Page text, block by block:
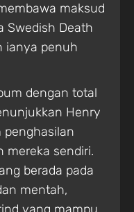
maksud
Swedish Death
ianya penuh
dengan total
Henry
penghasilan
mereka sendiri.
berada pada
mentah,